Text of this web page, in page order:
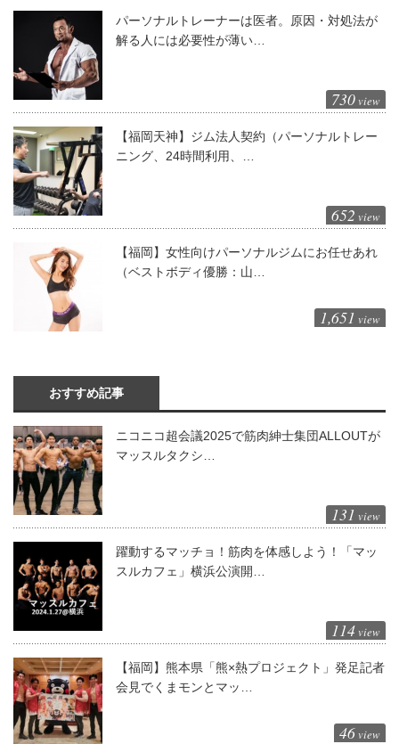
パーソナルトレーナーは医者。原因・対処法が
解る人には必要性が薄い…
730 view
【福岡天神】ジム法人契約（パーソナルトレー
ニング、24時間利用、…
652 view
【福岡】女性向けパーソナルジムにお任せあれ
（ベストボディ優勝：山…
1,651 view
おすすめ記事
ニコニコ超会議2025で筋肉紳士集団ALLOUTが
マッスルタクシ…
131 view
躍動するマッチョ！筋肉を体感しよう！「マッ
スルカフェ」横浜公演開…
114 view
【福岡】熊本県「熊×熱プロジェクト」発足記者
会見でくまモンとマッ…
46 view